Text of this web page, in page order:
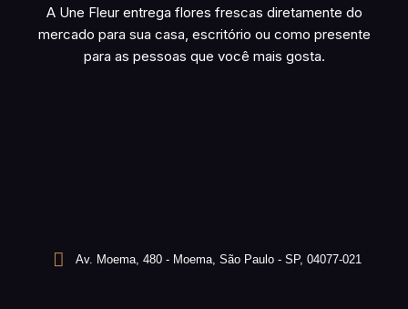
A Une Fleur entrega flores frescas diretamente do
mercado para sua casa, escritório ou como presente
para as pessoas que você mais gosta.
Av. Moema, 480 - Moema, São Paulo - SP, 04077-021